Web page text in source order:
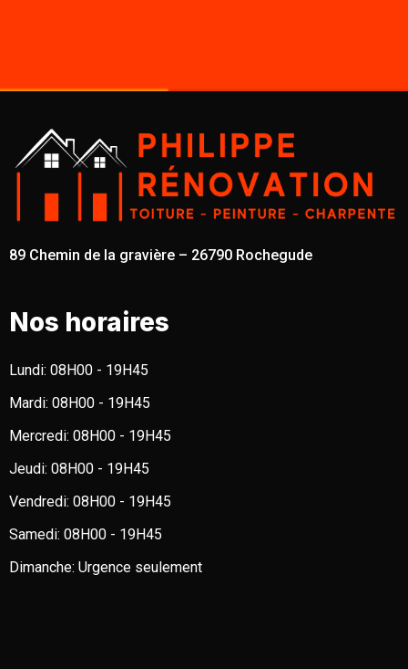
89 Chemin de la gravière – 26790 Rochegude
Nos horaires
Lundi: 08H00 - 19H45
Mardi: 08H00 - 19H45
Mercredi: 08H00 - 19H45
Jeudi: 08H00 - 19H45
Vendredi: 08H00 - 19H45
Samedi: 08H00 - 19H45
Dimanche: Urgence seulement